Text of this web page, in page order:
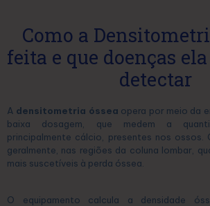
Como a
feita e que doenças
detectar
A densitometria óssea opera por meio da
baixa dosagem, que medem a
principalmente cálcio, presentes nos ossos.
geralmente, nas regiões da coluna lombar,
mais suscetíveis à perda óssea.
O equipamento calcula a densidade